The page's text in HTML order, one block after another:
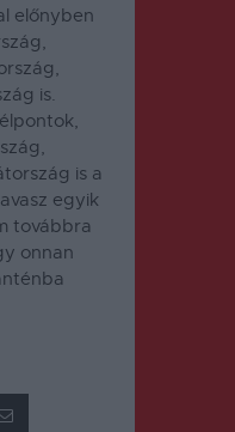
előnyben
is.
is a
egyik
továbbra
onnan